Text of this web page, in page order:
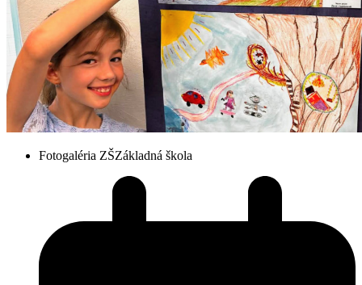
Fotogaléria ZŠZákladná škola